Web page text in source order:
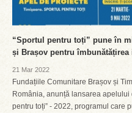
“Sportul pentru toți” pune în
și Brașov pentru
21 Mar 2022
Fundațiile Comunitare Brașov și
România, anunță lansarea apelului
pentru toți” - 2022, programul care